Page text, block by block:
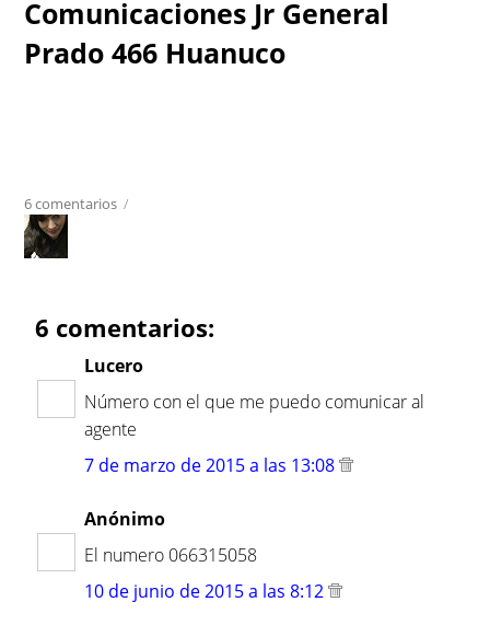
Comunicaciones Jr General
Prado 466 Huanuco
6 comentarios /
6 comentarios:
Lucero
Número con el que me puedo comunicar al
agente
7 de marzo de 2015 a las 13:08
Anónimo
El numero 066315058
10 de junio de 2015 a las 8:12